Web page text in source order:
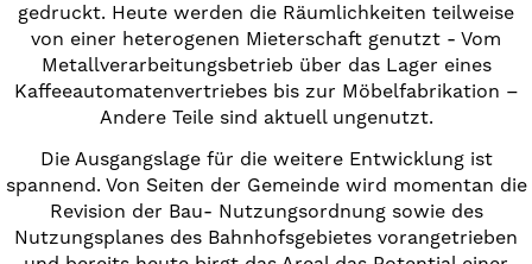
gedruckt. Heute werden die Räumlichkeiten teilweise
von einer heterogenen Mieterschaft genutzt - Vom
Metallverarbeitungsbetrieb über das Lager eines
Kaffeeautomatenvertriebes bis zur Möbelfabrikation –
Andere Teile sind aktuell ungenutzt.
Die Ausgangslage für die weitere Entwicklung ist
spannend. Von Seiten der Gemeinde wird momentan die
Revision der Bau- Nutzungsordnung sowie des
Nutzungsplanes des Bahnhofsgebietes vorangetrieben